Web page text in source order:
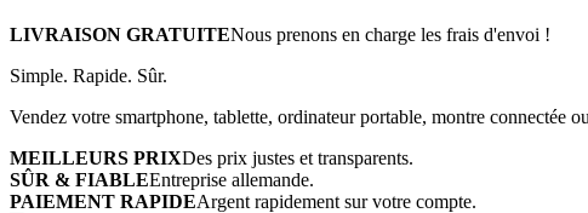
LIVRAISON GRATUITENous prenons en charge les frais d'envoi !
Simple. Rapide. Sûr.
Vendez votre smartphone, tablette, ordinateur portable, montre connectée
MEILLEURS PRIXDes prix justes et transparents.
SÛR & FIABLEEntreprise allemande.
PAIEMENT RAPIDEArgent rapidement sur votre compte.